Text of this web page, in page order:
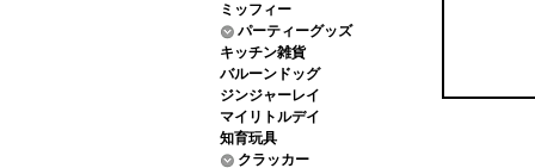
ミッフィー
パーティーグッズ
キッチン雑貨
バルーンドッグ
ジンジャーレイ
マイリトルデイ
知育玩具
クラッカー